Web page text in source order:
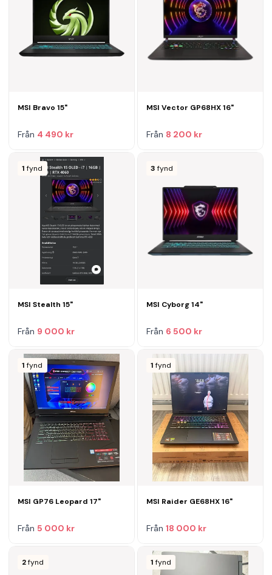
MSI Bravo 15"
Från 4 490 kr
MSI Vector GP68HX 16"
Från 8 200 kr
1 fynd
MSI Stealth 15"
Från 9 000 kr
3 fynd
MSI Cyborg 14"
Från 6 500 kr
1 fynd
MSI GP76 Leopard 17"
Från 5 000 kr
1 fynd
MSI Raider GE68HX 16"
Från 18 000 kr
2 fynd 1 fynd